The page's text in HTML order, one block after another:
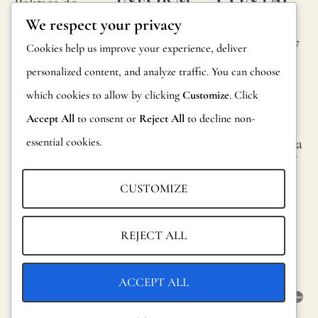
privacidad
Política de
cookies
Condiciones
generales
Aviso legal
ACIÓN
Preguntas
frecuentes
Información
sobre
Devoluciones
Catalogo para
distribuidores
Sostenibilidad
Calle Alheli, 7
29730 Rincón
de la Victoria
España
hola@jamesma
lonefabrics.co
m
Malone
2021
barniz
protector.
Todos
han
probados
We respect your privacy
Cookies help us improve your experience, deliver
personalized content, and analyze traffic. You can choose
which cookies to allow by clicking Customize. Click
Accept All to consent or Reject All to decline non-
essential cookies.
CUSTOMIZE
REJECT ALL
ACCEPT ALL